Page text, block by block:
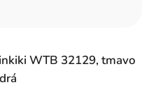
WTB 32129, tmavo